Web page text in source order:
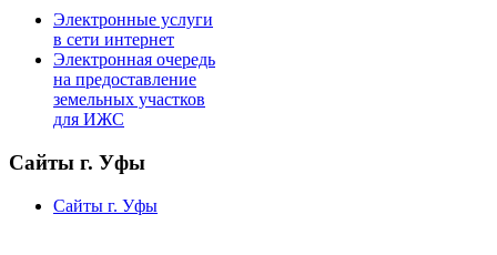
Электронные услуги
в сети интернет
Электронная очередь
на предоставление
земельных участков
для ИЖС
Сайты г. Уфы
Сайты г. Уфы